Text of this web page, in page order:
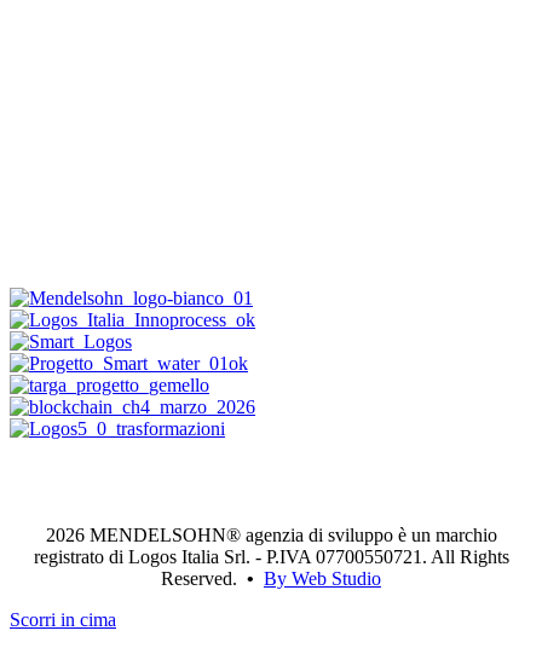
2026 MENDELSOHN® agenzia di sviluppo è un marchio
registrato di Logos Italia Srl. - P.IVA 07700550721. All Rights
Reserved. • By Web Studio
Scorri in cima